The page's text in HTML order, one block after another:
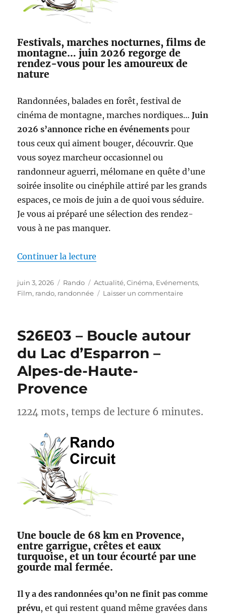
Festivals, marches nocturnes, films de
montagne… juin 2026 regorge de
rendez-vous pour les amoureux de
nature
Randonnées, balades en forêt, festival de
cinéma de montagne, marches nordiques…Juin
2026 s’annonce riche en événements pour
tous ceux qui aiment bouger, découvrir. Que
vous soyez marcheur occasionnel ou
randonneur aguerri, mélomane en quête d’une
soirée insolite ou cinéphile attiré par les grands
espaces, ce mois de juin a de quoi vous séduire.
Je vous ai préparé une sélection des rendez-
vous à ne pas manquer.
Continuer la lecture
Publié
le
juin 3, 2026 Catégories
Rando Étiquettes
Actualité,Cinéma, Evénements,
Film, rando, randonnée Laisser un commentairesur
mois-
S26E03 – Boucle autour
du Lac d’Esparron –
Alpes-de-Haute-
Provence
1224 mots, temps de lecture 6 minutes.
Une boucle de 68 km en Provence,
entre garrigue, crêtes et eaux
turquoise, et un tour écourté par une
gourde mal fermée.
Il y a des randonnées qu’on ne finit pas comme
prévu, et qui restent quand même gravées dans